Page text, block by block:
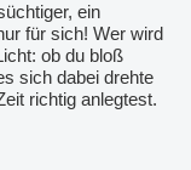
ein
für sich! Wer wird
ob du bloß
sich dabei drehte
richtig anlegtest.